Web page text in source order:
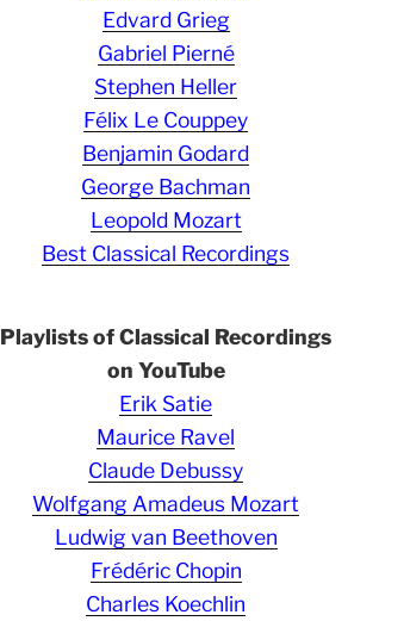
Edvard Grieg
Gabriel Pierné
Stephen Heller
Félix Le Couppey
Benjamin Godard
George Bachman
Leopold Mozart
Best Classical Recordings
Playlists of Classical Recordings
on YouTube
Erik Satie
Maurice Ravel
Claude Debussy
Wolfgang Amadeus Mozart
Ludwig van Beethoven
Frédéric Chopin
Charles Koechlin